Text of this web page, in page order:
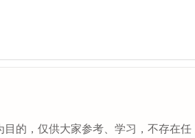
的，仅供大家参考、学习，不存在任